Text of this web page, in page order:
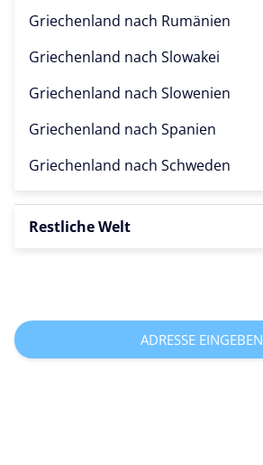
Griechenland nach Rumänien
Griechenland nach Slowakei
Griechenland nach Slowenien
Griechenland nach Spanien
Griechenland nach Schweden
Restliche Welt
ADRESSE EINGEBEN